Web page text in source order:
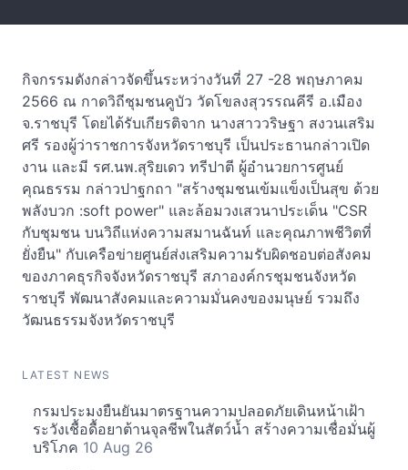
กิจกรรมดังกล่าวจัดขึ้นระหว่างวันที่ 27 -28 พฤษภาคม
2566 ณ กาดวิถีชุมชนคูบัว วัดโขลงสุวรรณคีรี อ.เมือง
จ.ราชบุรี โดยได้รับเกียรติจาก นางสาววริษฐา สงวนเสริม
ศรี รองผู้ว่าราชการจังหวัดราชบุรี เป็นประธานกล่าวเปิด
งาน และมี รศ.นพ.สุริยเดว ทรีปาตี ผู้อำนวยการศูนย์
คุณธรรม กล่าวปาฐกถา "สร้างชุมชนเข้มแข็งเป็นสุข ด้วย
พลังบวก :soft power" และล้อมวงเสวนาประเด็น "CSR
กับชุมชน บนวิถีแห่งความสมานฉันท์ และคุณภาพชีวิตที่
ยั่งยืน" กับเครือข่ายศูนย์ส่งเสริมความรับผิดชอบต่อสังคม
ของภาคธุรกิจจังหวัดราชบุรี สภาองค์กรชุมชนจังหวัด
ราชบุรี พัฒนาสังคมและความมั่นคงของมนุษย์ รวมถึง
วัฒนธรรมจังหวัดราชบุรี
LATEST NEWS
กรมประมงยืนยันมาตรฐานความปลอดภัยเดินหน้าเฝ้า
ระวังเชื้อดื้อยาต้านจุลชีพในสัตว์น้ำ สร้างความเชื่อมั่นผู้
บริโภค 10 Aug 26